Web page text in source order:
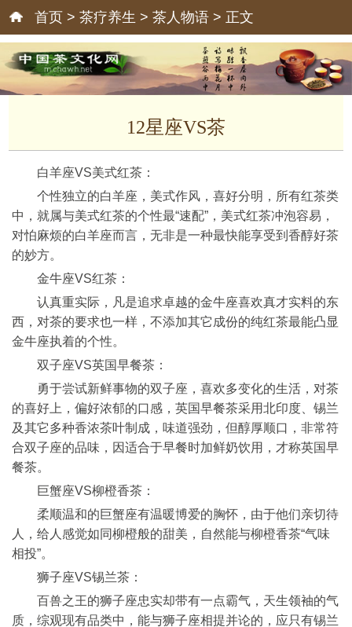
首页 > 茶疗养生 > 茶人物语 > 正文
12星座VS茶
白羊座VS美式红茶：
个性独立的白羊座，美式作风，喜好分明，所有红茶类
中，就属与美式红茶的个性最“速配”，美式红茶冲泡容易，
对怕麻烦的白羊座而言，无非是一种最快能享受到香醇好茶
的妙方。
金牛座VS红茶：
认真重实际，凡是追求卓越的金牛座喜欢真才实料的东
西，对茶的要求也一样，不添加其它成份的纯红茶最能凸显
金牛座执着的个性。
双子座VS英国早餐茶：
勇于尝试新鲜事物的双子座，喜欢多变化的生活，对茶
的喜好上，偏好浓郁的口感，英国早餐茶采用北印度、锡兰
及其它多种香浓茶叶制成，味道强劲，但醇厚顺口，非常符
合双子座的品味，因适合于早餐时加鲜奶饮用，才称英国早
餐茶。
巨蟹座VS柳橙香茶：
柔顺温和的巨蟹座有温暖博爱的胸怀，由于他们亲切待
人，给人感觉如同柳橙般的甜美，自然能与柳橙香茶“气味
相投”。
狮子座VS锡兰茶：
百兽之王的狮子座忠实却带有一点霸气，天生领袖的气
质，综观现有品类中，能与狮子座相提并论的，应只有锡兰